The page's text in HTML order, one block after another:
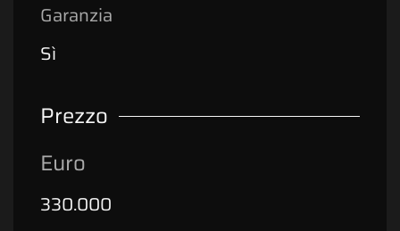
Garanzia
Sì
Prezzo
Euro
330.000